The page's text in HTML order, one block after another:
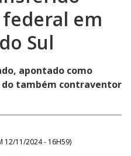
em
Sul
apontado como
também contraventor
12/11/2024 - 16H59)